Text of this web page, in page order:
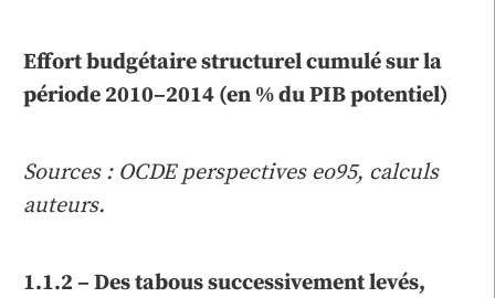
Effort budgétaire structurel cumulé sur la
période 2010–2014 (en % du PIB potentiel)
Sources : OCDE perspectives eo95, calculs
auteurs.
1.1.2 – Des tabous successivement levés,